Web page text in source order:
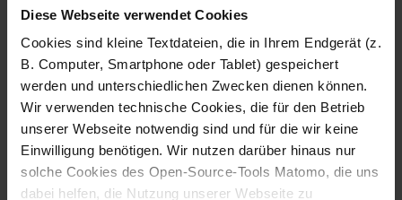
Diese Webseite verwendet Cookies
Cookies sind kleine Textdateien, die in Ihrem Endgerät (z.
B. Computer, Smartphone oder Tablet) gespeichert
werden und unterschiedlichen Zwecken dienen können.
Wir verwenden technische Cookies, die für den Betrieb
unserer Webseite notwendig sind und für die wir keine
Einwilligung benötigen. Wir nutzen darüber hinaus nur
solche Cookies des Open-Source-Tools Matomo, die uns
dabei helfen, die Nutzung unserer Webseite zu
Fotografo: Lorenz
Sternbach
Download
Fotografo: Lorenz
Sternbach
Download